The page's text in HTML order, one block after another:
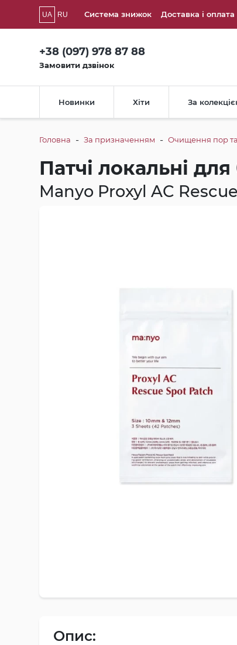
UA RU Система знижок Доставка і оплата
+38 (097) 978 87 88
Замовити дзвінок
Новинки Хіти За
Головна - За призначенням - Очищення пор та
Патчі локальні
Manyo Proxyl AC
Опис: